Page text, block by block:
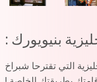
بنيويورك :
التي تقترحا شبراخ